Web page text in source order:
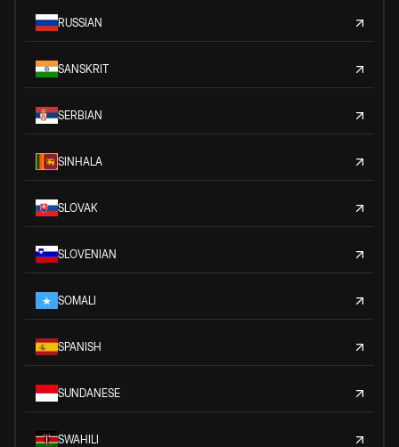
RUSSIAN
SANSKRIT
SERBIAN
SINHALA
SLOVAK
SLOVENIAN
SOMALI
SPANISH
SUNDANESE
SWAHILI